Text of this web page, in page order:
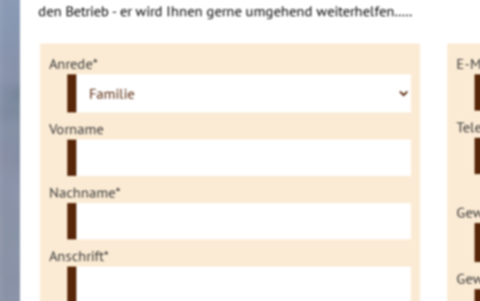
den Betrieb - er wird Ihnen gerne umgehend weiterhelfen.....
Anrede*
Vorname
Nachname*
Anschrift*
E-